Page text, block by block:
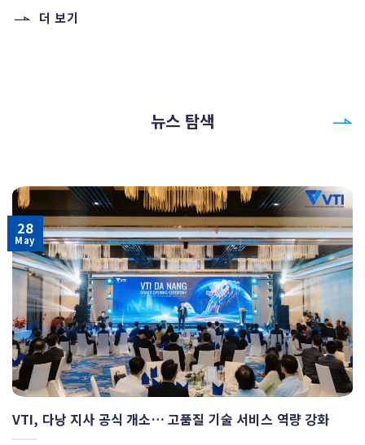
상품/재고 수입 시 데이터 손실 가능성 등의 문제를 야기했
더 보기
뉴스 탐색
VTI, 다낭 지사 공식 개소… 고품질 기술 서비스 역량 강화
28
May